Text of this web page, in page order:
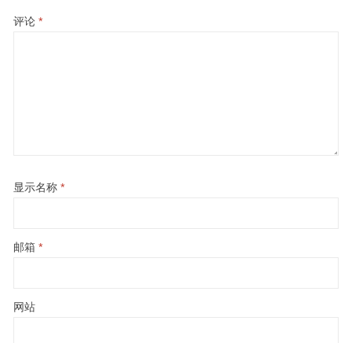
评论 *
显示名称 *
邮箱 *
网站